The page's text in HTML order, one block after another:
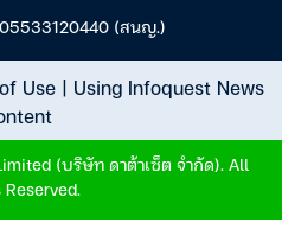
(สนญ.)
Use| Using Infoquest News
(บริษัท ดาต้าเซ็ต จำกัด). All